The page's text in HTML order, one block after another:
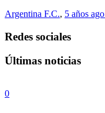
Argentina F.C., 5 años ago
Redes sociales
Últimas noticias
0